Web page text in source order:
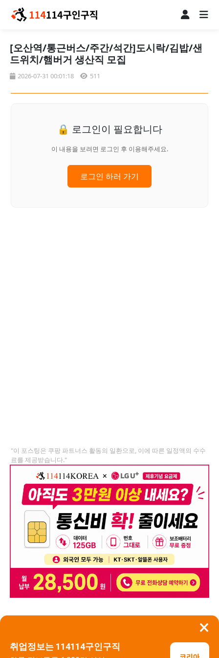
×
취업정보는 114114구인구직
[오산역/통근버스/주간/석간]도시락/김밥/샌
드위치/햄버거 생산직 모집
2026-07-31 00:01:18 511
🔒 로그인이 필요합니다
이 내용을 보려면 로그인 후 이용해주세요.
로그인 하러 가기
"이 포스팅은 쿠팡 파트너스 활동의 일환으로, 이에 따른 일정액의 수수
료를 제공받습니다."